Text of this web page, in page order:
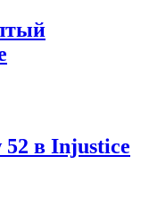
в Injustice